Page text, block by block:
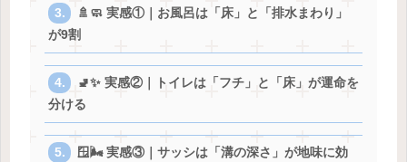
🚿🧼 実感①｜お風呂は「床」と「排水まわり」
が9割
🚽✨ 実感②｜トイレは「フチ」と「床」が運命を
分ける
🪟🌬️ 実感③｜サッシは「溝の深さ」が地味に効